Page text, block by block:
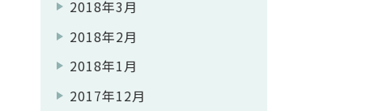
2018年3月
2018年2月
2018年1月
2017年12月